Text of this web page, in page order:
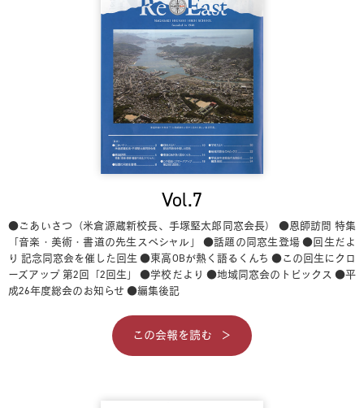
Vol.7
●ごあいさつ（米倉源蔵新校長、手塚堅太郎同窓会長）
●恩師訪問 特集
「音楽・美術・書道の先生スペシャル」
●話題の同窓生登場●回生だよ
り 記念同窓会を催した回生 ●東高OBが熱く語るくんち ●この回生にクロ
ーズアップ 第2回「2回生」
●学校だより ●地域同窓会のトピックス ●平
成26年度総会のお知らせ ●編集後記
この会報を読む